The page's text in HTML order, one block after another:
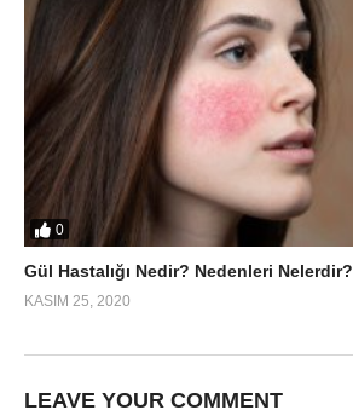
0
Gül Hastalığı Nedir? Nedenleri Nelerdir?
KASIM 25, 2020
LEAVE YOUR COMMENT